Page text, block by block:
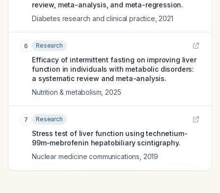
review, meta-analysis, and meta-regression.
Diabetes research and clinical practice 2021
6 Research
Efficacy of intermittent fasting on improving liver
function in individuals with metabolic disorders:
a systematic review and meta-analysis.
Nutrition & metabolism 2025
7 Research
Stress test of liver function using technetium-
99m-mebrofenin hepatobiliary scintigraphy.
Nuclear medicine communications 2019